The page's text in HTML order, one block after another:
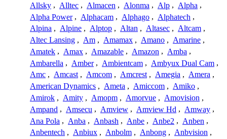
Allsky , Alltec , Almacen , Alonma , Alp , Alpha ,
Alpha Power , Alphacam , Alphago , Alphatech ,
Alpina , Alpine , Alptop , Altan , Altasec , Altcam ,
Altec Lansing , Am , Amamax , Amano , Amarine ,
Amatek , Amax , Amazable , Amazon , Amba ,
Ambarella , Amber , Ambientcam , Ambyux Dual Cam ,
Amc , Amcast , Amcom , Amcrest , Amegia , Amera ,
American Dynamics , Ameta , Amiccom , Amiko ,
Amirok , Amity , Amopm , Amorvue , Amovision ,
Ampand , Amsecu , Amview , Amview Hd , Amway ,
Ana Pola , Anba , Anbash , Anbe , Anbe2 , Anben ,
Anbentech , Anbiux , Anbolm , Anbong , Anbvision ,